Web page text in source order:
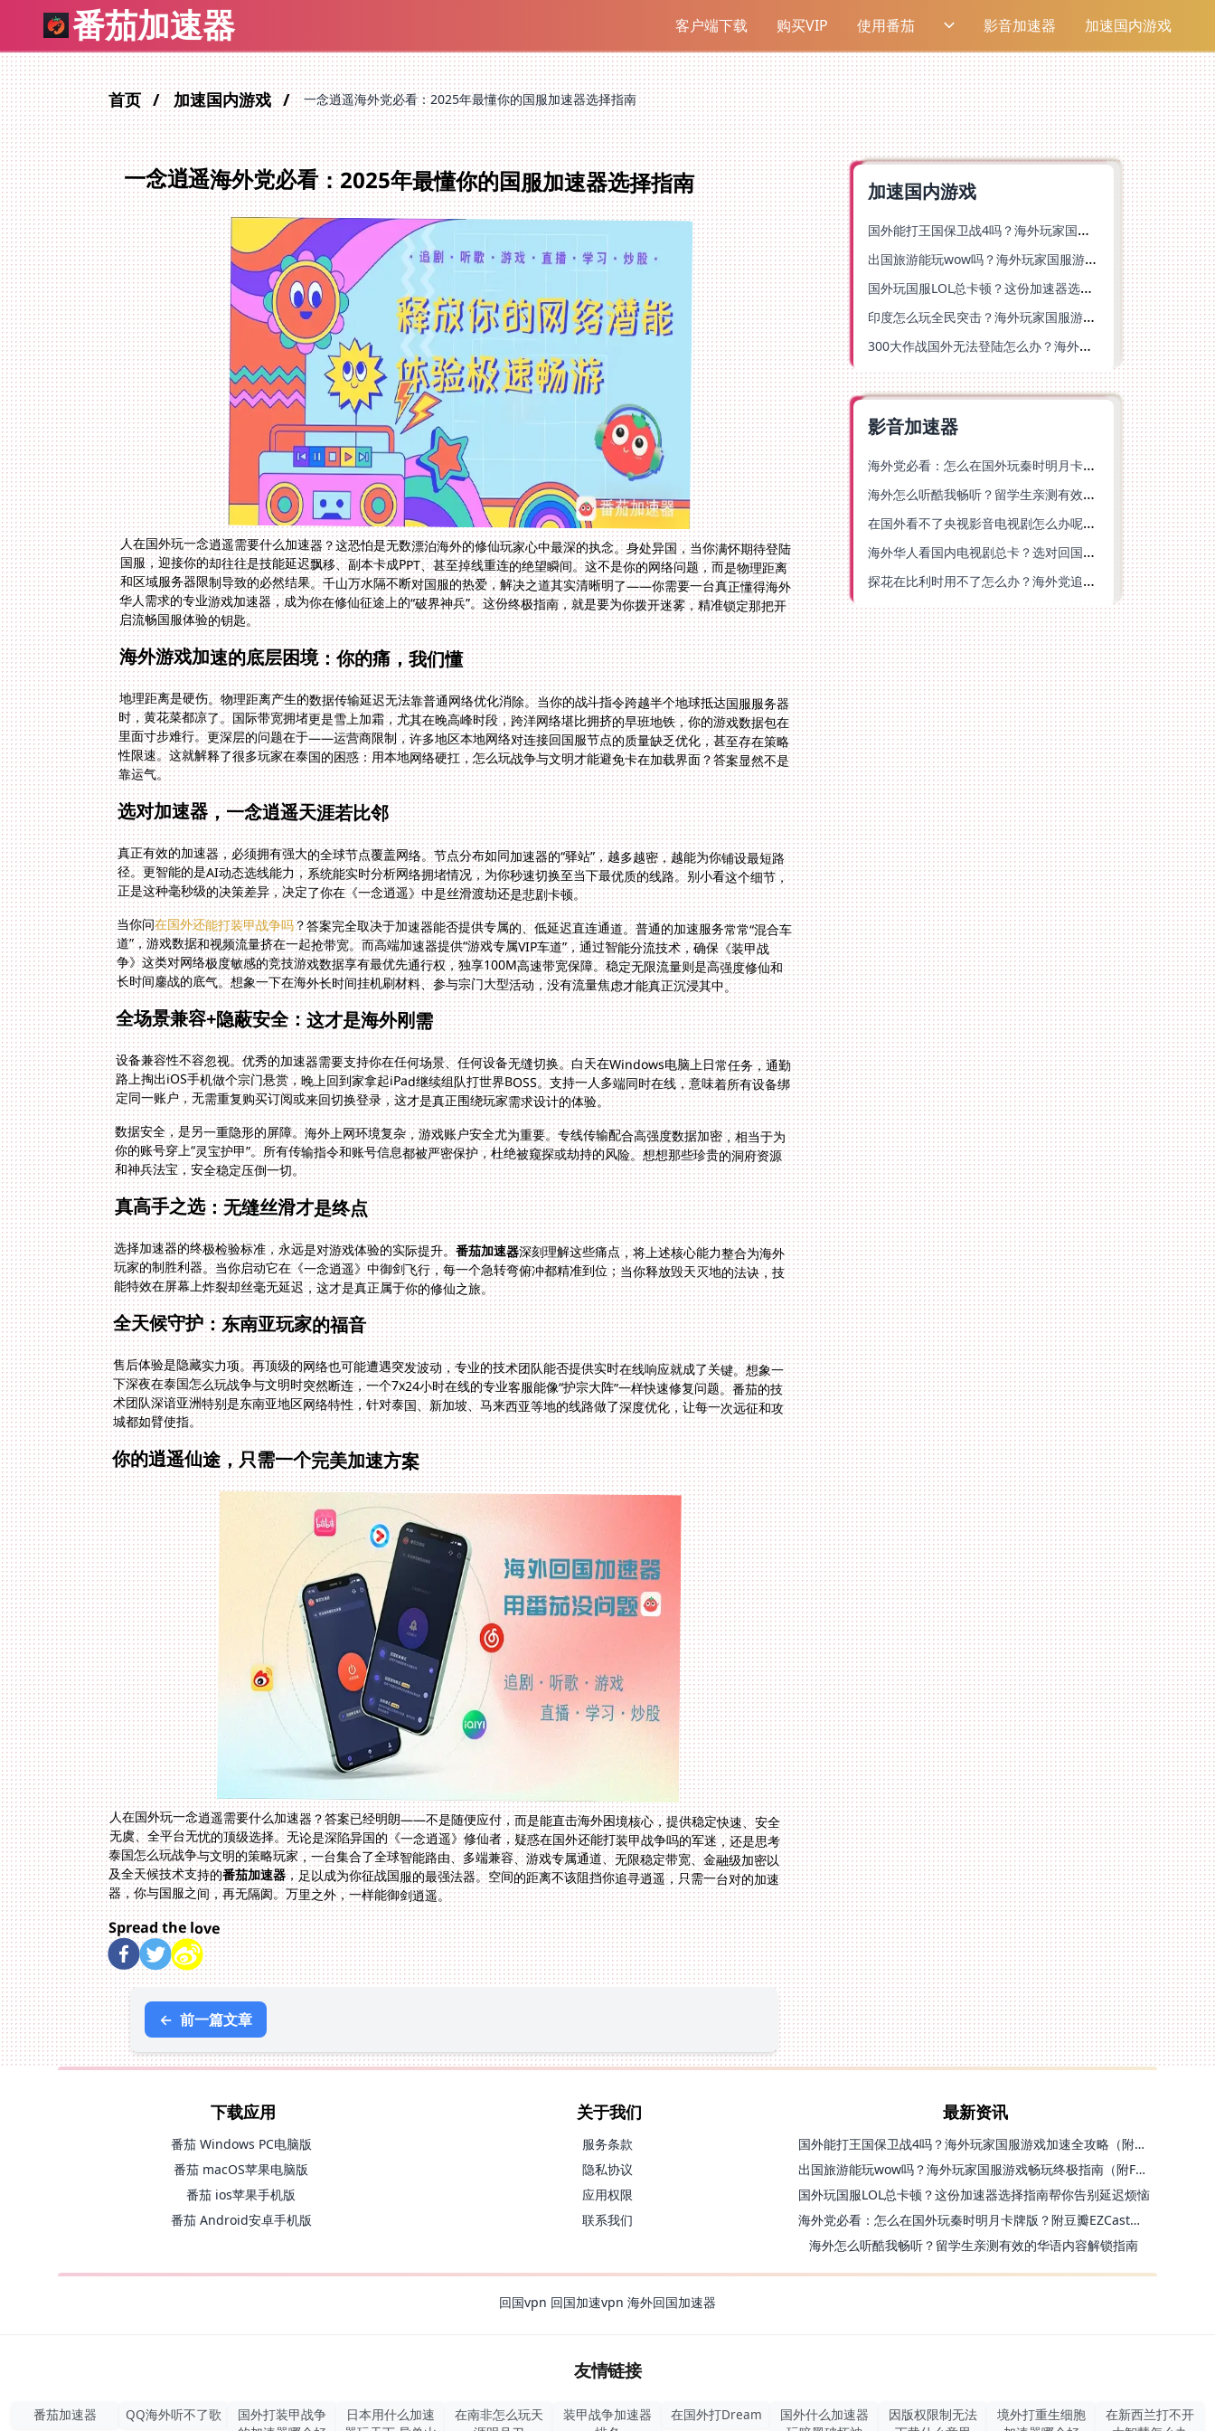
番茄加速器 客户端下载 购买VIP 使用番茄 影音加速器 加速国内游戏
首页 加速国内游戏 一念逍遥海外党必看：2025年最懂你的国服加速器选择指南
一念逍遥海外党必看：2025年最懂你的国服加速器选择指南
人在国外玩一念逍遥需要什么加速器？这恐怕是无数漂泊海外的修仙玩家心中最深的执念。身处异国，当你满怀期待登陆
国服，迎接你的却往往是技能延迟飘移、副本卡成PPT、甚至掉线重连的绝望瞬间。这不是你的网络问题，而是物理距离
和区域服务器限制导致的必然结果。千山万水隔不断对国服的热爱，解决之道其实清晰明了——你需要一台真正懂得海外
华人需求的专业游戏加速器，成为你在修仙征途上的“破界神兵”。这份终极指南，就是要为你拨开迷雾，精准锁定那把开
启流畅国服体验的钥匙。
海外游戏加速的底层困境：你的痛，我们懂
地理距离是硬伤。物理距离产生的数据传输延迟无法靠普通网络优化消除。当你的战斗指令跨越半个地球抵达国服服务器
时，黄花菜都凉了。国际带宽拥堵更是雪上加霜，尤其在晚高峰时段，跨洋网络堪比拥挤的早班地铁，你的游戏数据包在
里面寸步难行。更深层的问题在于——运营商限制，许多地区本地网络对连接回国服节点的质量缺乏优化，甚至存在策略
性限速。这就解释了很多玩家在泰国的困惑：用本地网络硬扛，怎么玩战争与文明才能避免卡在加载界面？答案显然不是
靠运气。
选对加速器，一念逍遥天涯若比邻
真正有效的加速器，必须拥有强大的全球节点覆盖网络。节点分布如同加速器的“驿站”，越多越密，越能为你铺设最短路
径。更智能的是AI动态选线能力，系统能实时分析网络拥堵情况，为你秒速切换至当下最优质的线路。别小看这个细节，
正是这种毫秒级的决策差异，决定了你在《一念逍遥》中是丝滑渡劫还是悲剧卡顿。
当你问在国外还能打装甲战争吗？答案完全取决于加速器能否提供专属的、低延迟直连通道。普通的加速服务常常“混合车
道”，游戏数据和视频流量挤在一起抢带宽。而高端加速器提供“游戏专属VIP车道”，通过智能分流技术，确保《装甲战
争》这类对网络极度敏感的竞技游戏数据享有最优先通行权，独享100M高速带宽保障。稳定无限流量则是高强度修仙和
长时间鏖战的底气。想象一下在海外长时间挂机刷材料、参与宗门大型活动，没有流量焦虑才能真正沉浸其中。
全场景兼容+隐蔽安全：这才是海外刚需
设备兼容性不容忽视。优秀的加速器需要支持你在任何场景、任何设备无缝切换。白天在Windows电脑上日常任务，通勤
路上掏出iOS手机做个宗门悬赏，晚上回到家拿起iPad继续组队打世界BOSS。支持一人多端同时在线，意味着所有设备绑
定同一账户，无需重复购买订阅或来回切换登录，这才是真正围绕玩家需求设计的体验。
数据安全，是另一重隐形的屏障。海外上网环境复杂，游戏账户安全尤为重要。专线传输配合高强度数据加密，相当于为
你的账号穿上“灵宝护甲”。所有传输指令和账号信息都被严密保护，杜绝被窥探或劫持的风险。想想那些珍贵的洞府资源
和神兵法宝，安全稳定压倒一切。
真高手之选：无缝丝滑才是终点
选择加速器的终极检验标准，永远是对游戏体验的实际提升。番茄加速器深刻理解这些痛点，将上述核心能力整合为海外
玩家的制胜利器。当你启动它在《一念逍遥》中御剑飞行，每一个急转弯俯冲都精准到位；当你释放毁天灭地的法诀，技
能特效在屏幕上炸裂却丝毫无延迟，这才是真正属于你的修仙之旅。
全天候守护：东南亚玩家的福音
售后体验是隐藏实力项。再顶级的网络也可能遭遇突发波动，专业的技术团队能否提供实时在线响应就成了关键。想象一
下深夜在泰国怎么玩战争与文明时突然断连，一个7x24小时在线的专业客服能像“护宗大阵”一样快速修复问题。番茄的技
术团队深谙亚洲特别是东南亚地区网络特性，针对泰国、新加坡、马来西亚等地的线路做了深度优化，让每一次远征和攻
城都如臂使指。
你的逍遥仙途，只需一个完美加速方案
人在国外玩一念逍遥需要什么加速器？答案已经明朗——不是随便应付，而是能直击海外困境核心，提供稳定快速、安全
无虞、全平台无忧的顶级选择。无论是深陷异国的《一念逍遥》修仙者，疑惑在国外还能打装甲战争吗的军迷，还是思考
泰国怎么玩战争与文明的策略玩家，一台集合了全球智能路由、多端兼容、游戏专属通道、无限稳定带宽、金融级加密以
及全天候技术支持的番茄加速器，足以成为你征战国服的最强法器。空间的距离不该阻挡你追寻逍遥，只需一台对的加速
器，你与国服之间，再无隔阂。万里之外，一样能御剑逍遥。
Spread the love
← 前一篇文章
加速国内游戏
国外能打王国保卫战4吗？海外玩家国服游戏加速全攻略（附实测推荐）
出国旅游能玩wow吗？海外玩家国服游戏畅玩终极指南（附FF14激战2解决方案）
国外玩国服LOL总卡顿？这份加速器选择指南帮你告别延迟烦恼
印度怎么玩全民突击？海外玩家国服游戏加速器终极指南（附原神延迟优化+精灵之境加速器选择）
300大作战国外无法登陆怎么办？海外玩家国服畅玩终极指南（附实测推荐）
影音加速器
海外党必看：怎么在国外玩秦时明月卡牌版？附豆瓣EZCast地区限制破解法
海外怎么听酷我畅听？留学生亲测有效的华语内容解锁指南
在国外看不了央视影音电视剧怎么办呢？海外党亲测有效的回国加速方案
海外华人看国内电视剧总卡？选对回国加速器，还能解决菲律宾打不开反诈中心的问题
探花在比利时用不了怎么办？海外党追剧办事全攻略，选对加速器就够了
下载应用
番茄 Windows PC电脑版
番茄 macOS苹果电脑版
番茄 ios苹果手机版
番茄 Android安卓手机版
关于我们
服务条款
隐私协议
应用权限
联系我们
最新资讯
国外能打王国保卫战4吗？海外玩家国服游戏加速全攻略（附实测推荐）
出国旅游能玩wow吗？海外玩家国服游戏畅玩终极指南（附FF14激战2解决方案）
国外玩国服LOL总卡顿？这份加速器选择指南帮你告别延迟烦恼
海外党必看：怎么在国外玩秦时明月卡牌版？附豆瓣EZCast地区限制破解法
海外怎么听酷我畅听？留学生亲测有效的华语内容解锁指南
回国vpn 回国加速vpn 海外回国加速器
友情链接
番茄加速器 QQ海外听不了歌
国外打装甲战争
日本用什么加速
在南非怎么玩天
装甲战争加速器
在国外打Dream
国外什么加速器
因版权限制无法
境外打重生细胞
在新西兰打不开